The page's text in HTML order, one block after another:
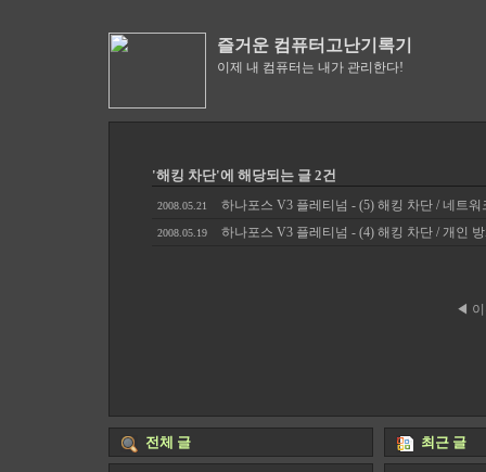
즐거운 컴퓨터고난기록기
이제 내 컴퓨터는 내가 관리한다!
'해킹 차단'에 해당되는 글 2건
2008.05.21 하나포스 V3 플레티넘 - (5) 해킹 차단 / 네트워
2008.05.19 하나포스 V3 플레티넘 - (4) 해킹 차단 / 개인
◀
전체 글 최근 글